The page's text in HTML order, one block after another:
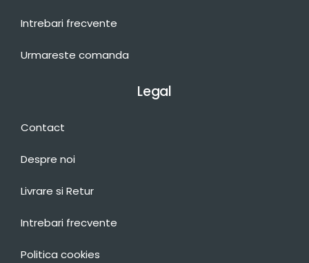
Intrebari frecvente
Urmareste comanda
Legal
Contact
Despre noi
Livrare si Retur
Intrebari frecvente
Politica cookies